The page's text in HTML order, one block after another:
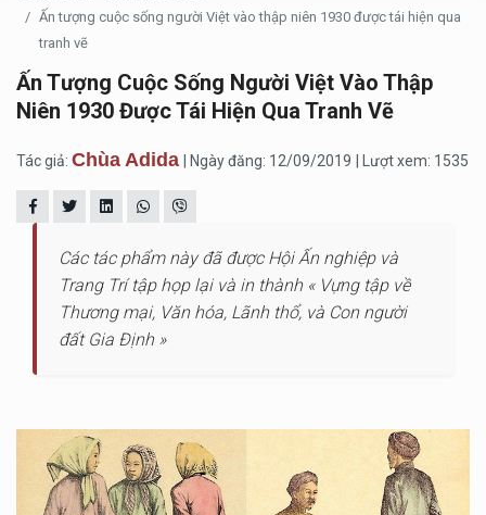
Ấn tượng cuộc sống người Việt vào thập niên 1930 được tái hiện qua
tranh vẽ
Ấn Tượng Cuộc Sống Người Việt Vào Thập
Niên 1930 Được Tái Hiện Qua Tranh Vẽ
Tác giả: Chùa Adida | Ngày đăng: 12/09/2019 | Lượt xem: 1535
Các tác phẩm này đã được Hội Ấn nghiệp và
Trang Trí tập họp lại và in thành « Vựng tập về
Thương mại, Văn hóa, Lãnh thổ, và Con người
đất Gia Định »